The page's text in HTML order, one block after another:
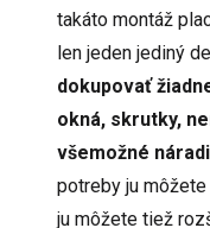
takáto montáž
len jeden jediný
dokupovať
okná, skrutky,
všemožné
potreby ju
ju môžete tiež